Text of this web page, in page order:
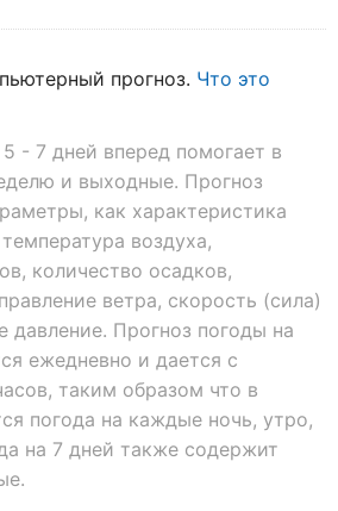
прогноз. Что это
- 7 дней вперед помогает в
и выходные. Прогноз
как характеристика
воздуха,
количество осадков,
ветра, скорость (сила)
давление. Прогноз погоды на
ежедневно и дается с
таким образом что в
погода на каждые ночь, утро,
на 7 дней также содержит